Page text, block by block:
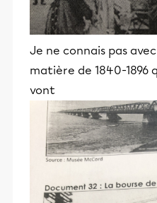
Je ne connais pas
matière de 1840-1896
vont